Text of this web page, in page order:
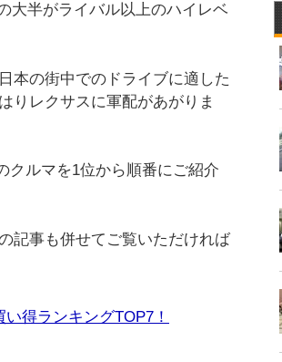
大半がライバル以上のハイレベ
本の街中でのドライブに適した
りレクサスに軍配があがりま
クルマを1位から順番にご紹介
記事も併せてご覧いただければ
得ランキングTOP7！